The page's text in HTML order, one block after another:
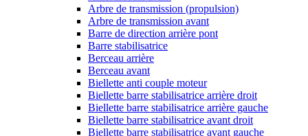
Arbre de transmission (propulsion)
Arbre de transmission avant
Barre de direction arrière pont
Barre stabilisatrice
Berceau arrière
Berceau avant
Biellette anti couple moteur
Biellette barre stabilisatrice arrière droit
Biellette barre stabilisatrice arrière gauche
Biellette barre stabilisatrice avant droit
Biellette barre stabilisatrice avant gauche